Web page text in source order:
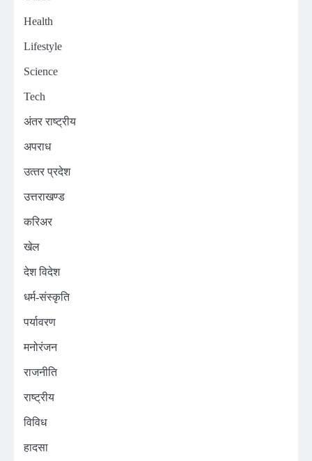
Health
Lifestyle
Science
Tech
अंतर राष्ट्रीय
अपराध
उत्‍तर प्रदेश
उत्तराखण्ड
करिअर
खेल
देश विदेश
धर्म-संस्कृति
पर्यावरण
मनोरंजन
राजनीति
राष्ट्रीय
विविध
हादसा